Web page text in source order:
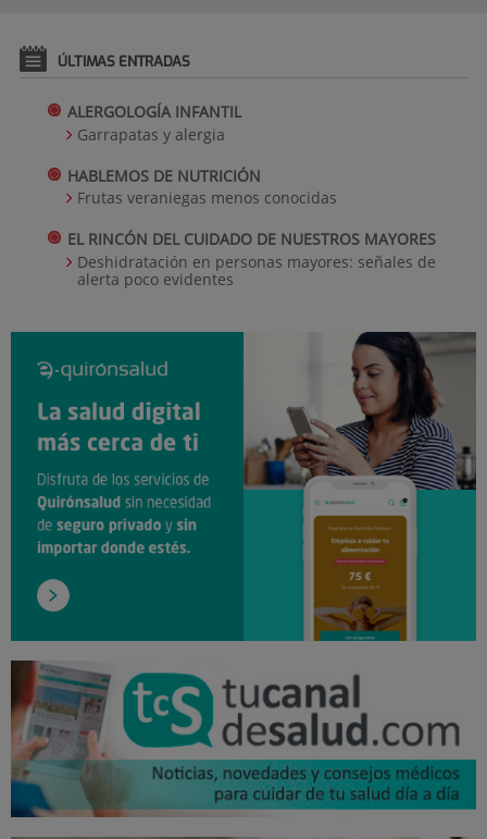
ÚLTIMAS ENTRADAS
ALERGOLOGÍA INFANTIL
Garrapatas y alergia
HABLEMOS DE NUTRICIÓN
Frutas veraniegas menos conocidas
EL RINCÓN DEL CUIDADO DE NUESTROS MAYORES
Deshidratación en personas mayores: señales de
alerta poco evidentes